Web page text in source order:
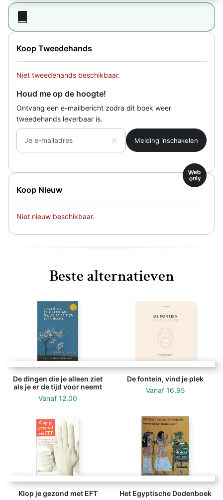
Koop Tweedehands
Niet tweedehands beschikbaar.
Houd me op de hoogte!
Ontvang een e-mailbericht zodra dit boek weer
tweedehands leverbaar is.
Je e-mailadres
Koop Nieuw
Web
only
Niet nieuw beschikbaar.
Beste alternatieven
De dingen die je alleen ziet
als je er de tijd voor neemt
Vanaf 12,00
De fontein, vind je plek
Vanaf 16,95
Klop je gezond met EFT
Het Egyptische Dodenboek